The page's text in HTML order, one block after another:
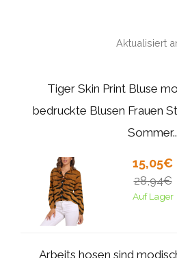
Aktualisiert
Tiger Skin Print Bluse
bedruckte Blusen Frauen
15,05€
28,94€
Auf Lager
Arbeits hosen sind